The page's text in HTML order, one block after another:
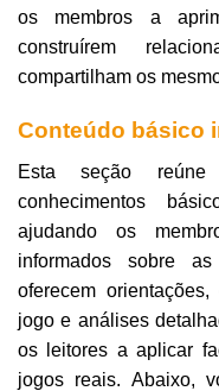
os membros a
construírem
compartilham os
Conteúdo básico
Esta seção reúne
conhecimentos
ajudando os
informados sobre
oferecem
jogo e análises
os leitores a aplicar
jogos reais. Abaixo,